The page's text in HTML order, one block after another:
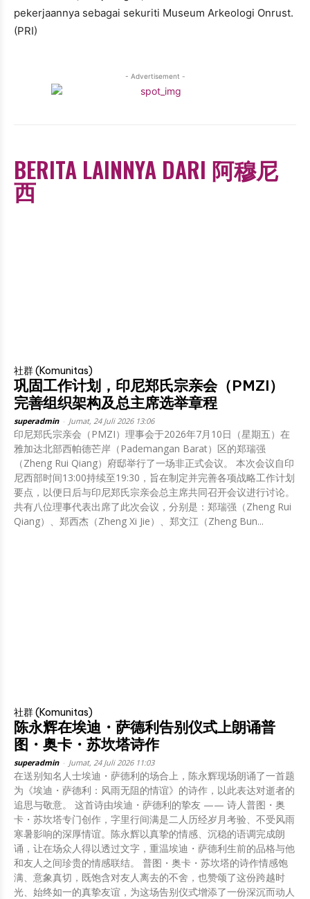
pekerjaannya sebagai sekuriti Museum Arkeologi Onrust.
(PRI)
- Advertisement -
BERITA LAINNYA DARI 阿穆尼
西
社群 (Komunitas)
巩固工作计划，印尼郑氏宗亲会（PMZI）
完善组织架构及总主席选举章程
superadmin Jumat, 24 Juli 2026 13:06
印尼郑氏宗亲会（PMZI）理事会于2026年7月10日（星期五）在
雅加达北部西帕德芒岸（Pademangan Barat）区的郑瑞强
（Zheng Rui Qiang）府邸举行了一场非正式会议。 本次会议自印
尼西部时间13:00持续至19:30，旨在制定并完善各项战略工作计划
要点，以便日后与印尼郑氏宗亲会总主席共同召开会议进行讨论。
共有八位理事代表出席了此次会议，分别是：郑瑞强（Zheng Rui
Qiang）、郑西杰（Zheng Xi Jie）、郑文江（Zheng Bun...
社群 (Komunitas)
陈永辉在埃迪・萨德利告别仪式上朗诵普
图・奥卡・苏坎塔诗作
superadmin Jumat, 24 Juli 2026 11:03
在送别知名人士埃迪・萨德利的场合上，陈永辉现场朗诵了一首题
为《埃迪・萨德利：风雨无阻的情谊》的诗作，以此表达对逝者的
追思与敬意。 这首诗由埃迪・萨德利的挚友 —— 诗人普图・奥
卡・苏坎塔专门创作，字里行间满是二人历经岁月考验、不受风雨
寒暑影响的深厚情谊。陈永辉以真挚的情感、沉稳的语调完成朗
诵，让在场众人得以透过文字，重温埃迪・萨德利生前的品格与他
和友人之间珍贵的情感联结。 普图・奥卡・苏坎塔的诗作情感饱
满、意象真切，既饱含对友人离去的不舍，也赞颂了这份跨越时
光、始终如一的真挚友谊，为这场告别仪式增添了一份深沉而动人